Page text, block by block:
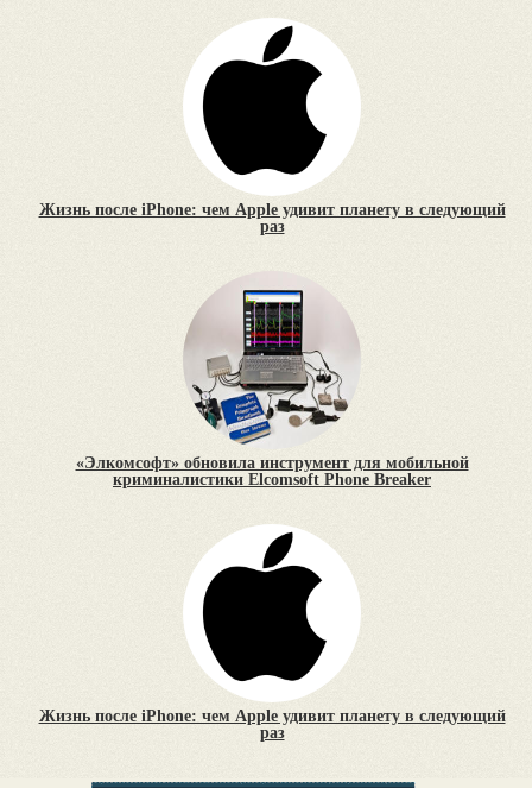
Жизнь после iPhone: чем Apple удивит планету в следующий
раз
«Элкомсофт» обновила инструмент для мобильной
криминалистики Elcomsoft Phone Breaker
Жизнь после iPhone: чем Apple удивит планету в следующий
раз